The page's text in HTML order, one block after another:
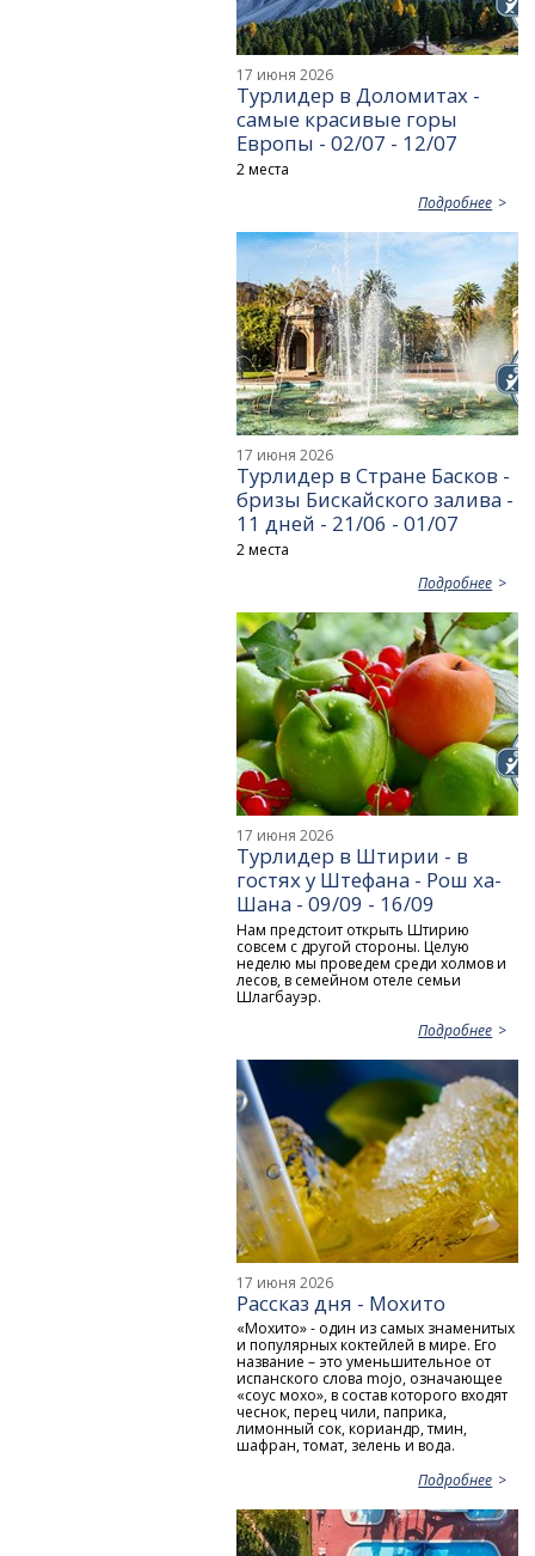
17 июня 2026
Турлидер в Доломитах -
самые красивые горы
Европы - 02/07 - 12/07
2 места
Подробнее
17 июня 2026
Турлидер в Стране Басков -
бризы Бискайского залива -
11 дней - 21/06 - 01/07
2 места
Подробнее
17 июня 2026
Турлидер в Штирии - в
гостях у Штефана - Рош ха-
Шана - 09/09 - 16/09
Нам предстоит открыть Штирию
совсем с другой стороны. Целую
неделю мы проведем среди холмов и
лесов, в семейном отеле семьи
Шлагбауэр.
Подробнее
17 июня 2026
Рассказ дня - Мохито
«Мохито» - один из самых знаменитых
и популярных коктейлей в мире. Его
название – это уменьшительное от
испанского слова mojo, означающее
«соус мохо», в состав которого входят
чеснок, перец чили, паприка,
лимонный сок, кориандр, тмин,
шафран, томат, зелень и вода.
Подробнее